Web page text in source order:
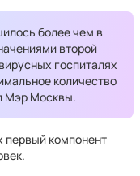
более чем в
второй
госпиталях
количество
Мэр Москвы.
первый компонент